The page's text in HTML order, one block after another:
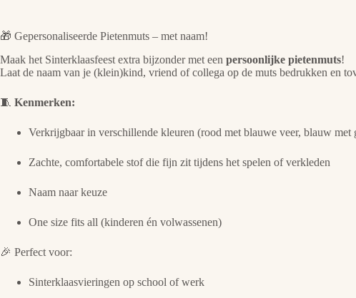
🎁 Gepersonaliseerde Pietenmuts – met naam!
Maak het Sinterklaasfeest extra bijzonder met een persoonlijke pietenmuts!
Laat de naam van je (klein)kind, vriend of collega op de muts bedrukken en
🧵 Kenmerken:
Verkrijgbaar in verschillende kleuren (rood met blauwe veer, blauw met
Zachte, comfortabele stof die fijn zit tijdens het spelen of verkleden
Naam naar keuze
One size fits all (kinderen én volwassenen)
🎉 Perfect voor:
Sinterklaasvieringen op school of werk